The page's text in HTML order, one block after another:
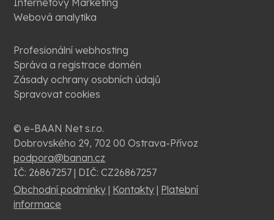
Internetový Marketing
Webová analytika
Profesionální webhosting
Správa a registrace domén
Zásady ochrany osobních údajů
Spravovat cookies
© e-BAAN Net s.r.o.
Dobrovského 29, 702 00 Ostrava-Přívoz
podpora@banan.cz
IČ: 26867257 | DIČ: CZ26867257
Obchodní podmínky | Kontakty | Platební
informace